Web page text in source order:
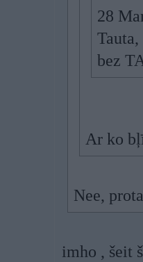
28
bez
Ar ko
Nee,
imho , šeit